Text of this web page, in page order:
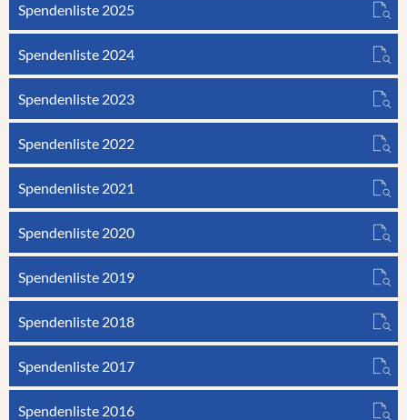
Spendenliste 2025
Spendenliste 2024
Spendenliste 2023
Spendenliste 2022
Spendenliste 2021
Spendenliste 2020
Spendenliste 2019
Spendenliste 2018
Spendenliste 2017
Spendenliste 2016